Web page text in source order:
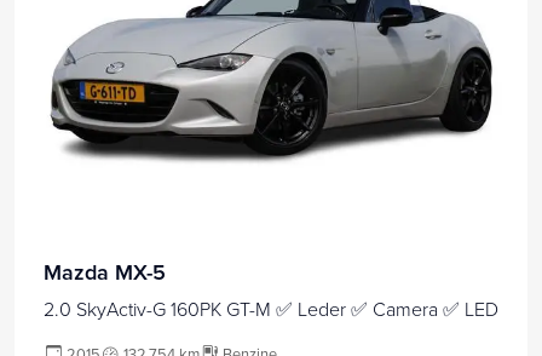
Mazda MX-5
2.0 SkyActiv-G 160PK GT-M ✅ Leder ✅ Camera ✅ LED